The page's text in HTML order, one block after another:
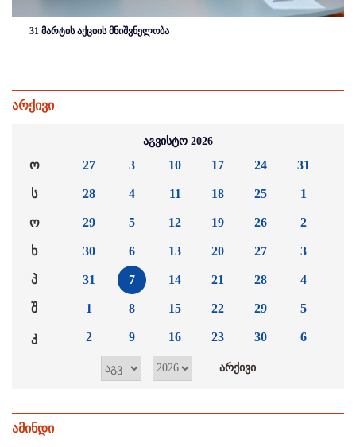
31 მარტის აქციის მნიშვნელობა
არქივი
აგვისტო 2026
ო
ს
ო
ხ
პ
შ
კ
27
28
29
30
31
1
2
3
4
5
6
7
8
9
10
11
12
13
14
15
16
17
18
19
20
21
22
23
24
25
26
27
28
29
30
31
1
2
3
4
5
6
ამინდი